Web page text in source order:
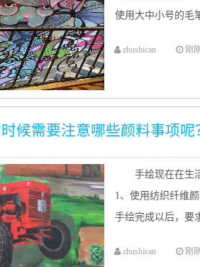
使用大中小号的毛
zhushican 刚
候需要注意哪些颜料事项呢
手绘现在在生
1、使用纺织纤维
手绘完成以后，要
zhushican 刚